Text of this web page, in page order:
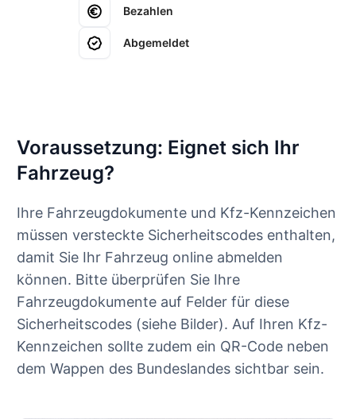
Bezahlen
Abgemeldet
Voraussetzung: Eignet sich Ihr
Fahrzeug?
Ihre Fahrzeugdokumente und Kfz-Kennzeichen
müssen versteckte Sicherheitscodes enthalten,
damit Sie Ihr Fahrzeug online abmelden
können. Bitte überprüfen Sie Ihre
Fahrzeugdokumente auf Felder für diese
Sicherheitscodes (siehe Bilder). Auf Ihren Kfz-
Kennzeichen sollte zudem ein QR-Code neben
dem Wappen des Bundeslandes sichtbar sein.